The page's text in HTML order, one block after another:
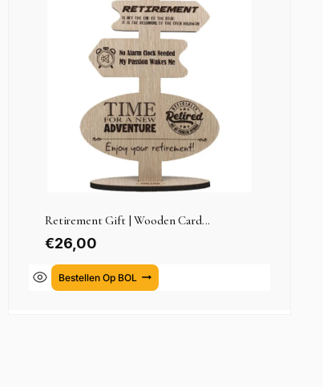
Retirement Gift | Wooden Card...
€26,00
Bestellen Op BOL